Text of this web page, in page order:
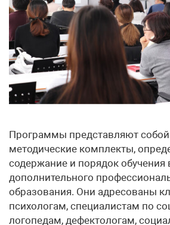
Программы представляют
методические комплекты,
содержание и порядок обучения
дополнительного
образования. Они адресованы
психологам, специалистам по
логопедам, дефектологам,